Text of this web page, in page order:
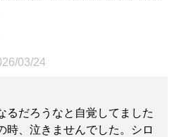
03/24
るだろうなと自覚してました
時、泣きませんでした。シロ